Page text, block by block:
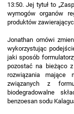
13:50. Jej tytuł to
wymogów organów
produktów
Jonathan omówi
wykorzystując
jaki sposób
pozostać na bieżąco
rozwiązania mające
związanych z
biodegradowalne
benzoesan sodu